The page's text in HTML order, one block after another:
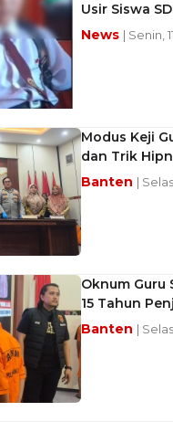
Usir Siswa SD
News | Senin,
Modus Keji
dan Trik
Banten |
Oknum Guru
15 Tahun
Banten |